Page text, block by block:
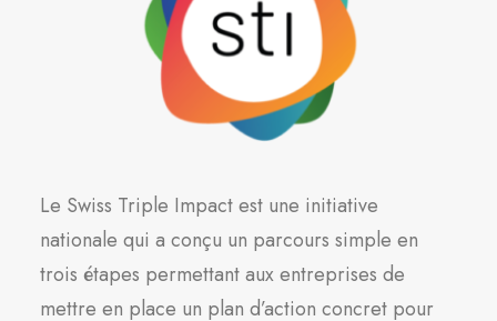
Le Swiss Triple Impact est une initiative
nationale qui a conçu un parcours simple en
trois étapes permettant aux entreprises de
mettre en place un plan d’action concret pour